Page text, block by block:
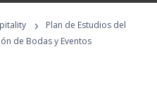
›
Plan de Estudios del
de Bodas y Eventos